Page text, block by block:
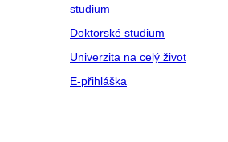
studium
Doktorské studium
Univerzita na celý život
E-přihláška